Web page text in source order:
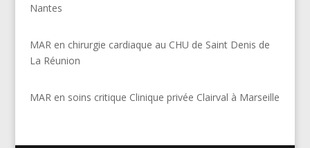
Nantes
MAR en chirurgie cardiaque au CHU de Saint Denis de
La Réunion
MAR en soins critique Clinique privée Clairval à Marseille